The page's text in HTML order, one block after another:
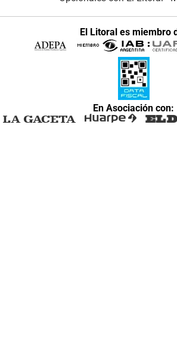
El Litoral es miembro
En Asociación con: